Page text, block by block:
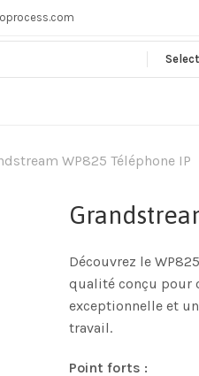
WP825 Téléphone IP
Découvrez le
qualité conçu pour
exceptionnelle et
travail.
Point forts :